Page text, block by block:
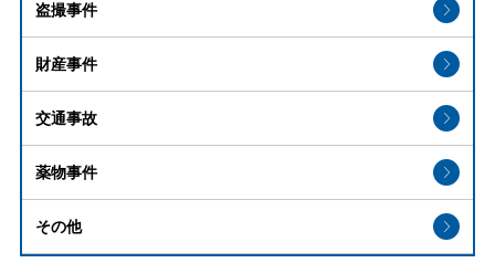
盗撮事件
財産事件
交通事故
薬物事件
その他